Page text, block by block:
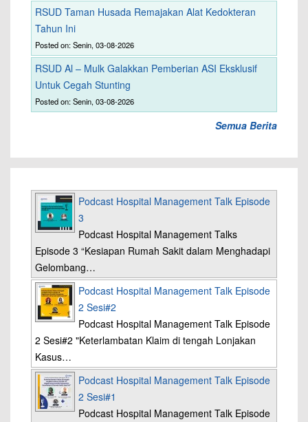
RSUD Taman Husada Remajakan Alat Kedokteran
Tahun Ini
Posted on: Senin, 03-08-2026
RSUD Al – Mulk Galakkan Pemberian ASI Eksklusif
Untuk Cegah Stunting
Posted on: Senin, 03-08-2026
Semua Berita
Podcast Hospital Management Talk Episode
3
Podcast Hospital Management Talks
Episode 3 “Kesiapan Rumah Sakit dalam Menghadapi
Gelombang…
Podcast Hospital Management Talk Episode
2 Sesi#2
Podcast Hospital Management Talk Episode
2 Sesi#2 "Keterlambatan Klaim di tengah Lonjakan
Kasus…
Podcast Hospital Management Talk Episode
2 Sesi#1
Podcast Hospital Management Talk Episode